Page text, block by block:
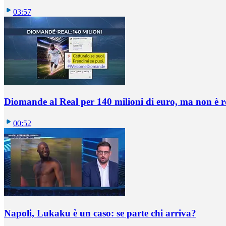
03:57
Diomande al Real per 140 milioni di euro, ma non è
00:52
Napoli, Lukaku è un caso: se parte chi arriva?